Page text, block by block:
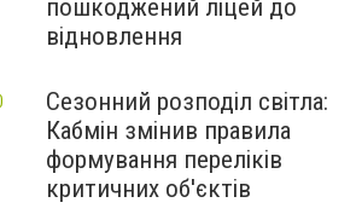
пошкоджений ліцей до
відновлення
Сезонний розподіл світла:
Кабмін змінив правила
формування переліків
критичних об'єктів